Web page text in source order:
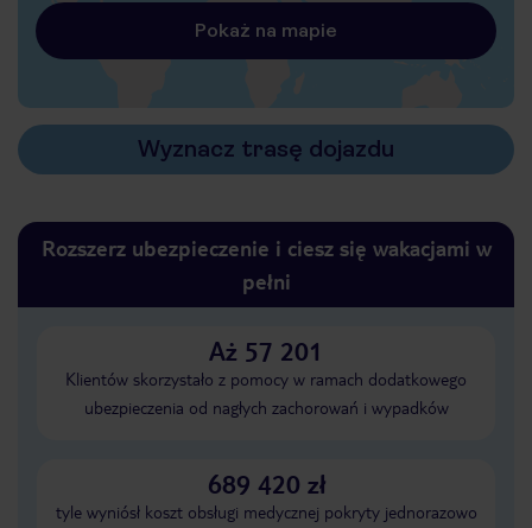
Pokaż na mapie
Wyznacz trasę dojazdu
Rozszerz ubezpieczenie i ciesz się wakacjami w
pełni
Aż 57 201
Klientów skorzystało z pomocy w ramach dodatkowego
ubezpieczenia od nagłych zachorowań i wypadków
689 420 zł
tyle wyniósł koszt obsługi medycznej pokryty jednorazowo